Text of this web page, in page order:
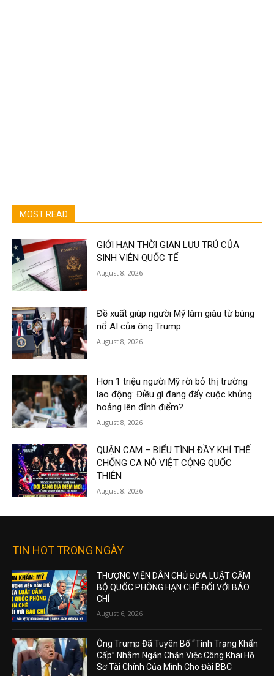
MOST READ
GIỚI HẠN THỜI GIAN LƯU TRÚ CỦA
SINH VIÊN QUỐC TẾ
August 8, 2026
Đề xuất giúp người Mỹ làm giàu từ bùng
nổ AI của ông Trump
August 8, 2026
Hơn 1 triệu người Mỹ rời bỏ thị trường
lao động: Điều gì đang đẩy cuộc khủng
hoảng lên đỉnh điểm?
August 8, 2026
QUẬN CAM – BIỂU TÌNH ĐẦY KHÍ THẾ
CHỐNG CA NÔ VIỆT CỘNG QUỐC
THIÊN
August 8, 2026
TIN HOT TRONG NGÀY
THƯỢNG VIỆN DÂN CHỦ ĐƯA LUẬT CẤM
BỘ QUỐC PHÒNG HẠN CHẾ ĐỐI VỚI BÁO
CHÍ
August 6, 2026
Ông Trump Đã Tuyên Bố “Tình Trạng Khẩn
Cấp” Nhằm Ngăn Chặn Việc Công Khai Hồ
Sơ Tài Chính Của Mình Cho Đài BBC